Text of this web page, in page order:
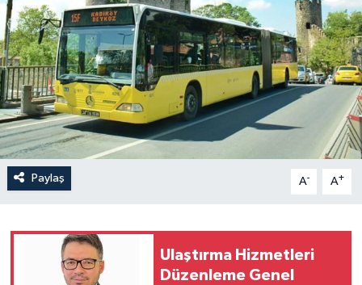
Paylaş A- A+
Ulaştırma Hizmetleri
Düzenleme Genel